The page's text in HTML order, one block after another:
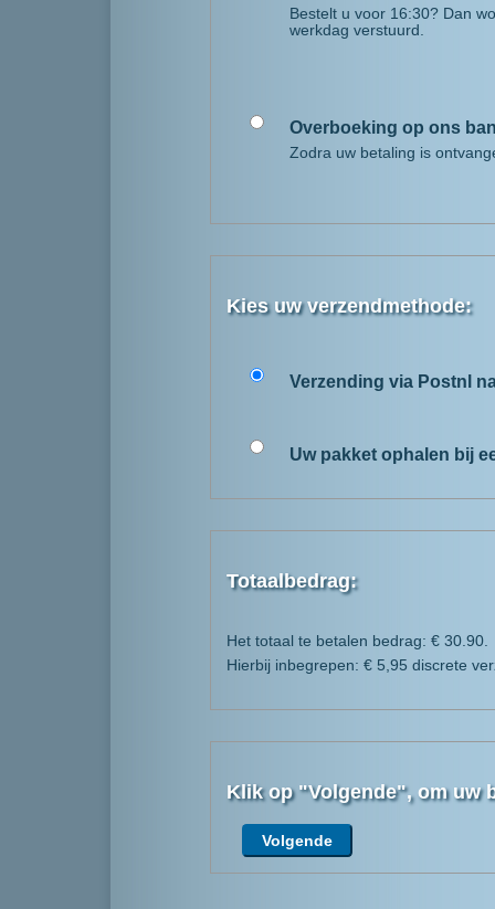
Bestelt u voor 16:30? Dan
werkdag verstuurd.
Overboeking op ons
Zodra uw betaling is
Kies uw verzendmethode:
Verzending via Postnl
Uw pakket ophalen bij
Totaalbedrag:
Het totaal te betalen bedrag: € 30.90.
Hierbij inbegrepen: € 5,95 discrete
Klik op "Volgende", om uw